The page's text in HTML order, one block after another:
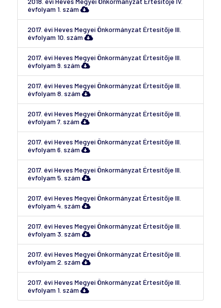
évfolyam 1. szám
2017. évi Heves Megyei Önkormányzat Értesítője III.
évfolyam 10. szám
2017. évi Heves Megyei Önkormányzat Értesítője III.
évfolyam 9. szám
2017. évi Heves Megyei Önkormányzat Értesítője III.
évfolyam 8. szám
2017. évi Heves Megyei Önkormányzat Értesítője III.
évfolyam 7. szám
2017. évi Heves Megyei Önkormányzat Értesítője III.
évfolyam 6. szám
2017. évi Heves Megyei Önkormányzat Értesítője III.
évfolyam 5. szám
2017. évi Heves Megyei Önkormányzat Értesítője III.
évfolyam 4. szám
2017. évi Heves Megyei Önkormányzat Értesítője III.
évfolyam 3. szám
2017. évi Heves Megyei Önkormányzat Értesítője III.
évfolyam 2. szám
2017. évi Heves Megyei Önkormányzat Értesítője III.
évfolyam 1. szám